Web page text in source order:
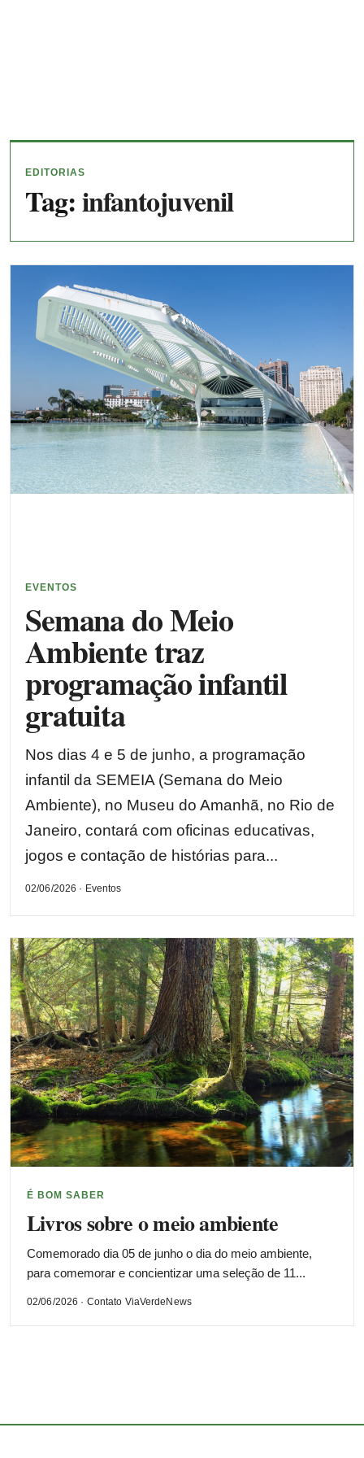
EDITORIAS
Tag:infantojuvenil
EVENTOS
Semana do Meio
Ambiente traz
programação infantil
gratuita
Nos dias 4 e 5 de junho, a programação
infantil da SEMEIA (Semana do Meio
Ambiente), no Museu do Amanhã, no Rio de
Janeiro, contará com oficinas educativas,
jogos e contação de histórias para...
02/06/2026 · Eventos
É BOM SABER
Livros sobre o meio ambiente
Comemorado dia 05 de junho o dia do meio ambiente,
para comemorar e concientizar uma seleção de 11...
02/06/2026 · Contato ViaVerdeNews